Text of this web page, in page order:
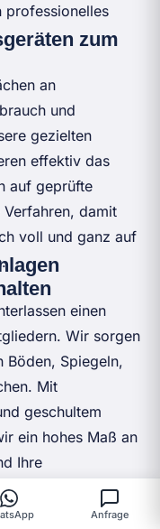
professionelles
zum
an
und
gezielten
effektiv das
auf geprüfte
damit
voll und ganz auf
einen
Wir sorgen
Böden, Spiegeln,
Mit
geschultem
ein hohes Maß an
Ihre
der
Abläufe
Anfrage